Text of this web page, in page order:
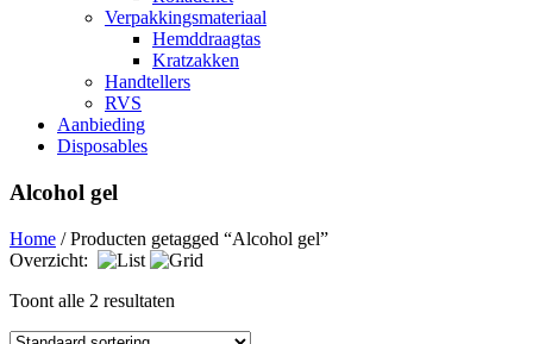
Verpakkingsmateriaal
Hemddraagtas
Kratzakken
Handtellers
RVS
Aanbieding
Disposables
Alcohol gel
Home / Producten getagged “Alcohol gel”
Overzicht:
Toont alle 2 resultaten